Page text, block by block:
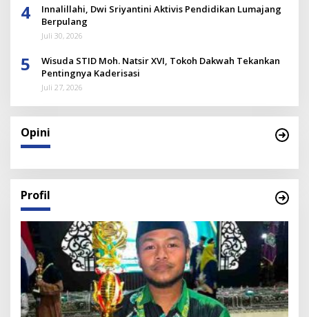
4
Innalillahi, Dwi Sriyantini Aktivis Pendidikan Lumajang
Berpulang
Juli 30, 2026
5
Wisuda STID Moh. Natsir XVI, Tokoh Dakwah Tekankan
Pentingnya Kaderisasi
Juli 27, 2026
Opini
Profil